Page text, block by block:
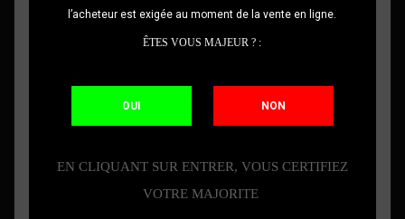
l’acheteur est exigée au moment de la vente en ligne.
ÊTES VOUS MAJEUR ? :
OUI NON
EN CLIQUANT SUR ENTRER, VOUS CERTIFIEZ
VOTRE MAJORITE